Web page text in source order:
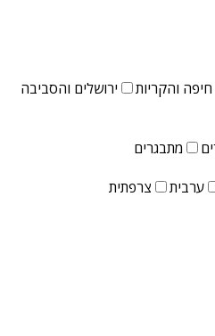
חיפה והקריות ירושלים והסביבה
מתבגרים
ערבית צרפתית